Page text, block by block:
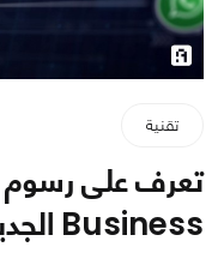
تقنية
Business الجديدة وطريقة حسابتها